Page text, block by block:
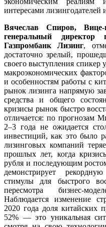
интересами лизингодателей
Вячеслав Спиров,
генеральный директор
Газпромбанк Лизинг,
достаточно зрелый,
своего выступления спикер
макроэкономических
и особенностям работы с
рынок лизинга напрямую
средства и общего
кризисы рынок быстро
отличается: по прогнозам
2–3 года не ожидается
инвестиций, как это было
лизинговых компаний
прошлых лет, когда
рубля и последующим
демонстрирует
стимулы для быстрого
пересмотра бизнес-
Наблюдается изменение
2020 года доля китайских
52% — это уникальная